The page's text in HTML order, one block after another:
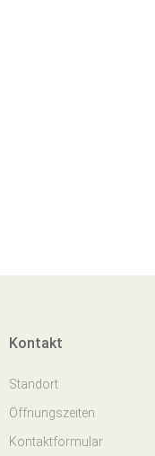
Kontakt
Standort
Öffnungszeiten
Kontaktformular